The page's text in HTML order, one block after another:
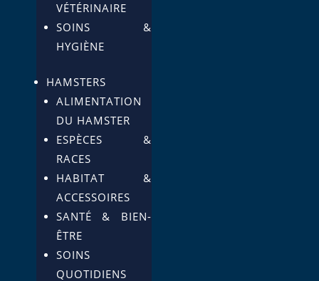
VÉTÉRINAIRE
SOINS &
HYGIÈNE
HAMSTERS
ALIMENTATION
DU HAMSTER
ESPÈCES &
RACES
HABITAT &
ACCESSOIRES
SANTÉ & BIEN-
ÊTRE
SOINS
QUOTIDIENS